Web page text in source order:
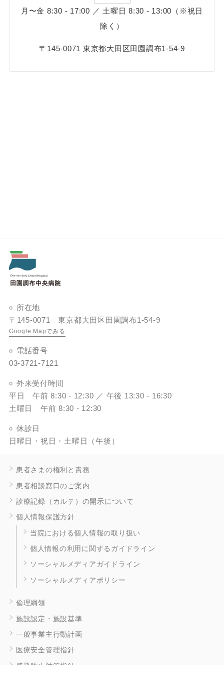
月〜金 8:30 - 17:00 ／ 土曜日 8:30 - 13:00（※祝日
除く）
〒145-0071 東京都大田区田園調布1-54-9
所在地
〒145-0071 東京都大田区田園調布1-54-9
Google Mapでみる
電話番号
03-3721-7121
外来受付時間
平日 午前 8:30 - 12:30 ／ 午後 13:30 - 16:30
土曜日 午前 8:30 - 12:30
休診日
日曜日・祝日・土曜日（午後）
患者さまの権利と責務
患者相談窓口のご案内
診療記録（カルテ）の開示について
個人情報保護方針
当院における個人情報の取り扱い
個人情報の利用に関するガイドライン
ソーシャルメディアガイドライン
ソーシャルメディアポリシー
倫理綱領
施設認定・施設基準
一般事業主行動計画
医療安全管理指針
感染防止対策指針